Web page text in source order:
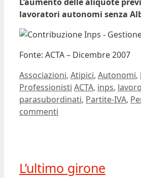
lavoratori autonomi senza
Fonte: ACTA – Dicembre 2007
Categorie
Associazioni, Atipici, Autonomi,
Professionisti Tag
ACTA, inps,
parasubordinati, Partite-IVA,
commenti
L’ultimo girone